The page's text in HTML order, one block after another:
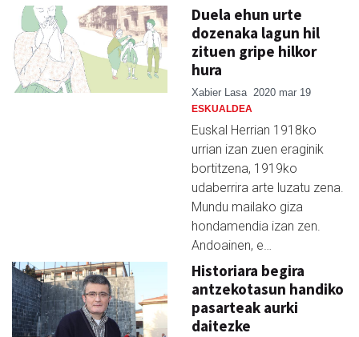
Duela ehun urte
dozenaka lagun hil
zituen gripe hilkor
hura
Xabier Lasa 2020 mar 19
ESKUALDEA
Euskal Herrian 1918ko
urrian izan zuen eraginik
bortitzena, 1919ko
udaberrira arte luzatu zena.
Mundu mailako giza
hondamendia izan zen.
Andoainen, e…
Historiara begira
antzekotasun handiko
pasarteak aurki
daitezke